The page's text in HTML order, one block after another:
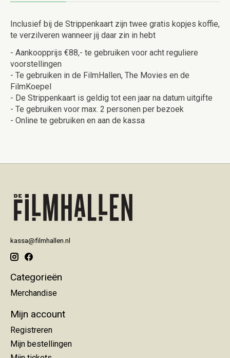
Inclusief bij de Strippenkaart zijn twee gratis kopjes koffie,
te verzilveren wanneer jij daar zin in hebt
- Aankoopprijs €88,- te gebruiken voor acht reguliere
voorstellingen
- Te gebruiken in de FilmHallen, The Movies en de
FilmKoepel
- De Strippenkaart is geldig tot een jaar na datum uitgifte
- Te gebruiken voor max. 2 personen per bezoek
- Online te gebruiken en aan de kassa
kassa@filmhallen.nl
Categorieën
Merchandise
Mijn account
Registreren
Mijn bestellingen